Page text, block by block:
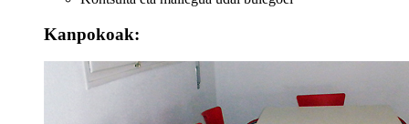
Kanpokoak: